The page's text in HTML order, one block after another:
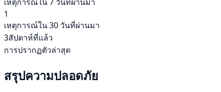
1
เหตุการณ์ใน 30 วันที่ผ่านมา
3สัปดาห์ที่แล้ว
การปรากฏตัวล่าสุด
สรุปความปลอดภัย